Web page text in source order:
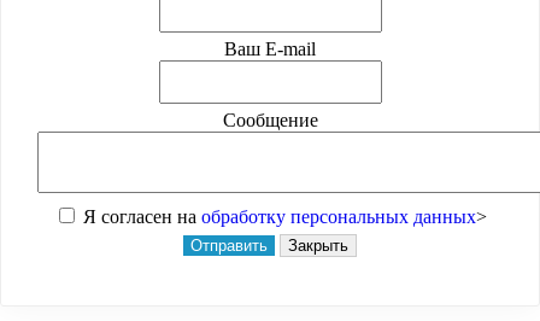
Ваш E-mail
Сообщение
Я согласен на обработку персональных данных>
Отправить Закрыть